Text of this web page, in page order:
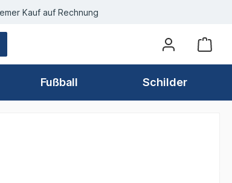
Kauf auf Rechnung
Fußball Schilder